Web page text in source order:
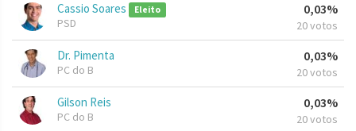
Cassio Soares Eleito
PSD
0,03%
20 votos
Dr. Pimenta
PC do B
0,03%
20 votos
Gilson Reis
PC do B
0,03%
20 votos